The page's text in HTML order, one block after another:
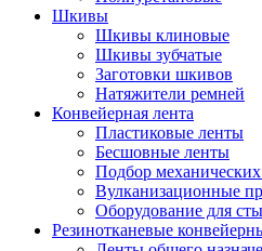
Шкивы
Шкивы клиновые
Шкивы зубчатые
Заготовки шкивов
Натяжители ремней
Конвейерная лента
Пластиковые ленты
Бесшовные ленты
Подбор механических
Вулканизационные
Оборудование для
Резинотканевые